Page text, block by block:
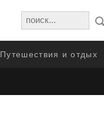
Путешествия и отдых